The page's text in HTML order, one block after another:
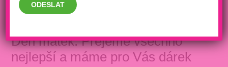
Den matek: Přejeme všechno
nejlepší a máme pro Vás dárek
ODESLAT